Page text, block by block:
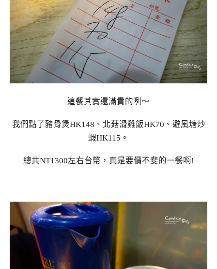
這餐其實還滿貴的咧～
我們點了豬骨煲HK148、北菇滑雞飯HK70、避風塘炒
蝦HK115。
總共NT1300左右台幣，真是要價不斐的一餐啊!